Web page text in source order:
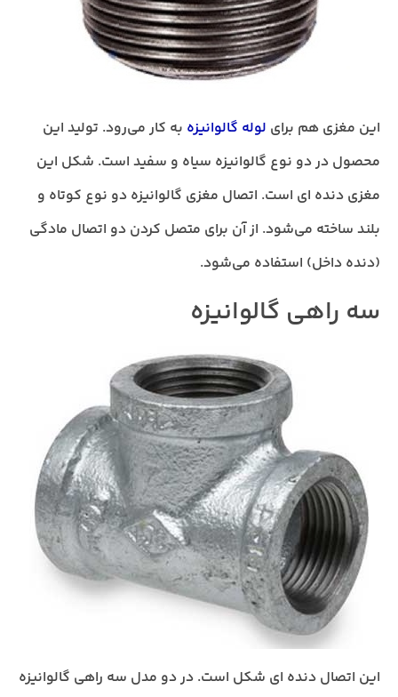
این مغزی هم برای لوله گالوانیزه به کار می‌رود. تولید این
محصول در دو نوع گالوانیزه سیاه و سفید است. شکل این
مغزی دنده ای است. اتصال مغزی گالوانیزه دو نوع کوتاه و
بلند ساخته می‌شود. از آن برای متصل کردن دو اتصال مادگی
(دنده داخل) استفاده می‌شود.
سه راهی گالوانیزه
این اتصال دنده ای شکل است. در دو مدل سه راهی گالوانیزه